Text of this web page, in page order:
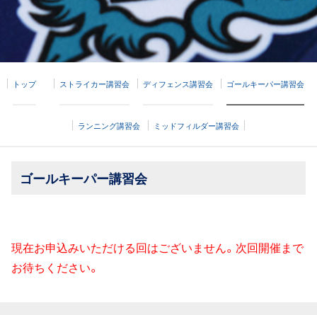
トップ ストライカー講習会 ディフェンス講習会 ゴールキーパー講習会
ランニング講習会 ミッドフィルダー講習会
ゴールキーパー講習会
現在お申込みいただける回はございません。次回開催まで
お待ちください。